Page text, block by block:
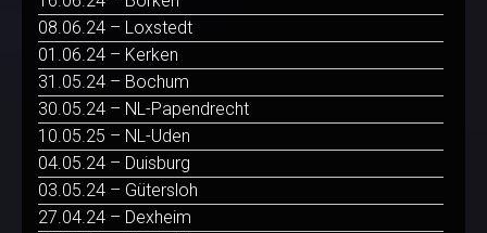
08.06.24 – Loxstedt
01.06.24 – Kerken
31.05.24 – Bochum
30.05.24 – NL-Papendrecht
10.05.25 – NL-Uden
04.05.24 – Duisburg
03.05.24 – Gütersloh
27.04.24 – Dexheim